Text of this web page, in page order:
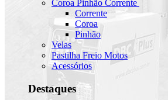
Coroa Pinhão Corrente
Corrente
Coroa
Pinhão
Velas
Pastilha Freio Motos
Acessórios
Destaques